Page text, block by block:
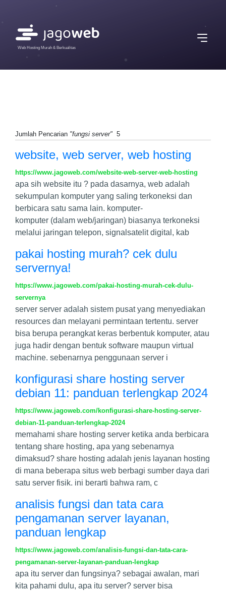
Web Hosting Murah & Berkualitas
Jumlah Pencarian "fungsi server" 5
website, web server, web hosting
https://www.jagoweb.com/website-web-server-web-hosting
apa sih website itu ? pada dasarnya, web adalah
sekumpulan komputer yang saling terkoneksi dan
berbicara satu sama lain. komputer-
komputer (dalam web/jaringan) biasanya terkoneksi
melalui jaringan telepon, signalsatelit digital, kab
pakai hosting murah? cek dulu
servernya!
https://www.jagoweb.com/pakai-hosting-murah-cek-dulu-
servernya
server server adalah sistem pusat yang menyediakan
resources dan melayani permintaan tertentu. server
bisa berupa perangkat keras berbentuk komputer, atau
juga hadir dengan bentuk software maupun virtual
machine. sebenarnya penggunaan server i
konfigurasi share hosting server
debian 11: panduan terlengkap 2024
https://www.jagoweb.com/konfigurasi-share-hosting-server-
debian-11-panduan-terlengkap-2024
memahami share hosting server ketika anda berbicara
tentang share hosting, apa yang sebenarnya
dimaksud? share hosting adalah jenis layanan hosting
di mana beberapa situs web berbagi sumber daya dari
satu server fisik. ini berarti bahwa ram, c
analisis fungsi dan tata cara
pengamanan server layanan,
panduan lengkap
https://www.jagoweb.com/analisis-fungsi-dan-tata-cara-
pengamanan-server-layanan-panduan-lengkap
apa itu server dan fungsinya? sebagai awalan, mari
kita pahami dulu, apa itu server? server bisa